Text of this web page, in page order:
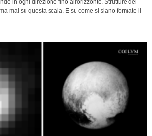
in ogni direzione fino all'orizzonte. Strutture del
mai su questa scala. E su come si siano formate il